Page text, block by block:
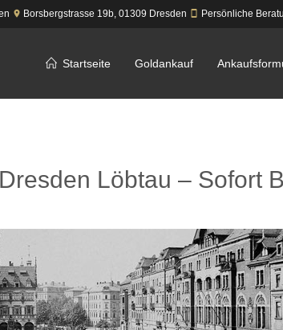
Borsbergstrasse 19b,01309 Dresden Persönliche
Startseite Goldankauf
Löbtau – Sofort